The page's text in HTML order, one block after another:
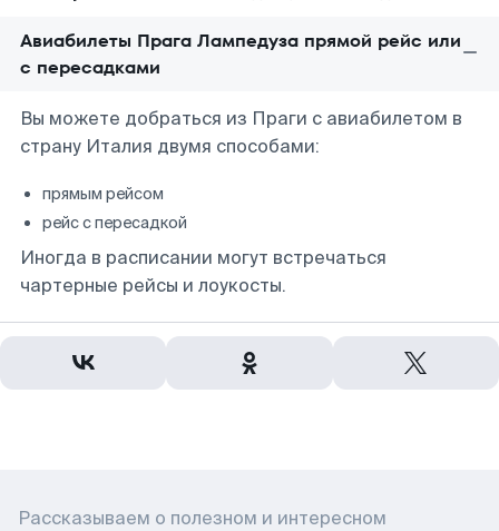
Авиабилеты Прага Лампедуза прямой рейс или
с пересадками
Вы можете добраться из Праги с авиабилетом в
страну Италия двумя способами:
прямым рейсом
рейс с пересадкой
Иногда в расписании могут встречаться
чартерные рейсы и лоукосты.
Рассказываем о полезном и интересном